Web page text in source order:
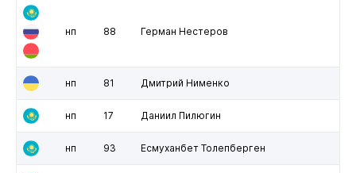
нп 88 Герман Нестеров
нп 81 Дмитрий Нименко
нп 17 Даниил Пилюгин
нп 93 Есмуханбет Толепберген